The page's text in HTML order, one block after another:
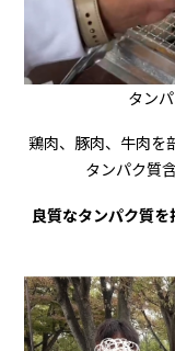
タン
鶏肉、豚肉、牛肉を
タンパク質
良質なタンパク質